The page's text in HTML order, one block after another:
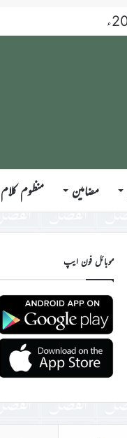
مضامین منظوم کلام
موبائل فون ایپ